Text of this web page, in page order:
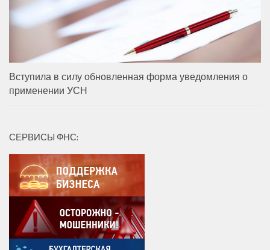
Вступила в силу обновленная форма уведомления о
применении УСН
СЕРВИСЫ ФНС: